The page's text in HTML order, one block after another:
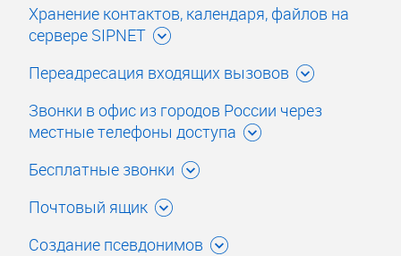
Хранение контактов, календаря, файлов на
сервере SIPNET
Переадресация входящих вызовов
Звонки в офис из городов России через
местные телефоны доступа
Бесплатные звонки
Почтовый ящик
Создание псевдонимов